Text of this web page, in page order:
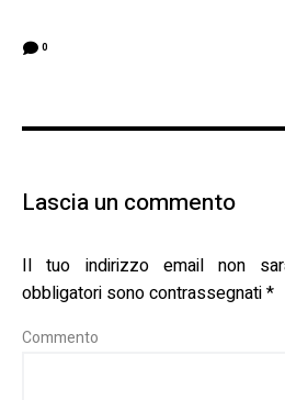
0
Lascia un commento
Il tuo indirizzo email non
obbligatori sono contrassegnati*